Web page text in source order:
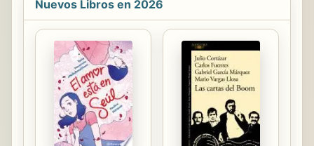
first little more than a diverting but
sinister puzzle. Until the
acquaintance is brutally killed.
Suddenly Gurney finds himself in the
middle of a murder investigation that
makes no sense. The killer seems to
have known his victim intimately.
How else was he able to predict
his...
Nuevos Libros en 2026